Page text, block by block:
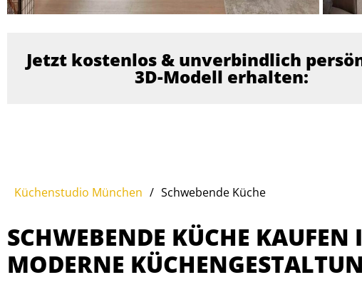
Jetzt kostenlos & unverbindlich
3D-Modell erhalten:
Küchenstudio München / Schwebende Küche
SCHWEBENDE KÜCHE
MODERNE